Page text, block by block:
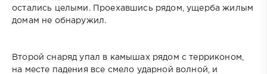
остались целыми. Проехавшись рядом, ущерба жилым
домам не обнаружил.
Второй снаряд упал в камышах рядом с терриконом,
на месте падения все смело ударной волной, и